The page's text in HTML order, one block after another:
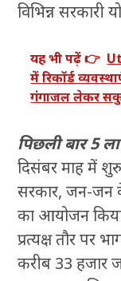
विभिन्न सरकारी
यह भी पढ़ें 👉
में रिकॉर्ड
गंगाजल लेकर
पिछली बार 5
दिसंबर माह में
सरकार, जन-जन के
का आयोजन
प्रत्यक्ष तौर पर
करीब 33 हजार